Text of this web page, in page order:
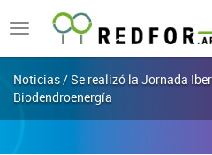
Toggle
navigation
Noticias / Se realizó la Jornada
Biodendroenergía